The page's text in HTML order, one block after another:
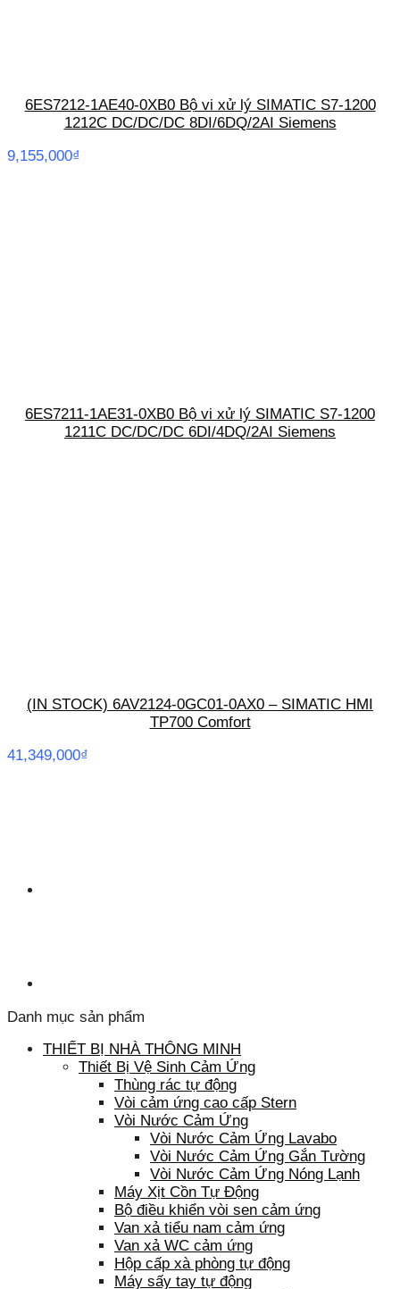
6ES7212-1AE40-0XB0 Bộ vi xử lý SIMATIC S7-1200
1212C DC/DC/DC 8DI/6DQ/2AI Siemens
9,155,000₫
6ES7211-1AE31-0XB0 Bộ vi xử lý SIMATIC S7-1200
1211C DC/DC/DC 6DI/4DQ/2AI Siemens
(IN STOCK) 6AV2124-0GC01-0AX0 – SIMATIC HMI
TP700 Comfort
41,349,000₫
Danh mục sản phẩm
THIẾT BỊ NHÀ THÔNG MINH
Thiết Bị Vệ Sinh Cảm Ứng
Thùng rác tự động
Vòi cảm ứng cao cấp Stern
Vòi Nước Cảm Ứng
Vòi Nước Cảm Ứng Lavabo
Vòi Nước Cảm Ứng Gắn Tường
Vòi Nước Cảm Ứng Nóng Lạnh
Máy Xịt Cồn Tự Động
Bộ điều khiển vòi sen cảm ứng
Van xả tiểu nam cảm ứng
Van xả WC cảm ứng
Hộp cấp xà phòng tự động
Máy sấy tay tự động